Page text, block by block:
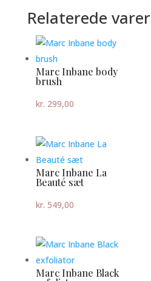
Relaterede varer
Marc Inbane body
brush
kr. 299,00
Marc Inbane La
Beauté sæt
kr. 549,00
Marc Inbane Black